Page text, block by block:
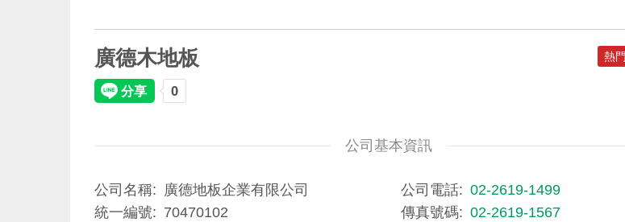
廣德木地板 熱
公司基本資訊
公司名稱
廣德地板企業有限公司
統一編號
70470102
公司電話
02-2619-1499
傳真號碼
02-2619-1567